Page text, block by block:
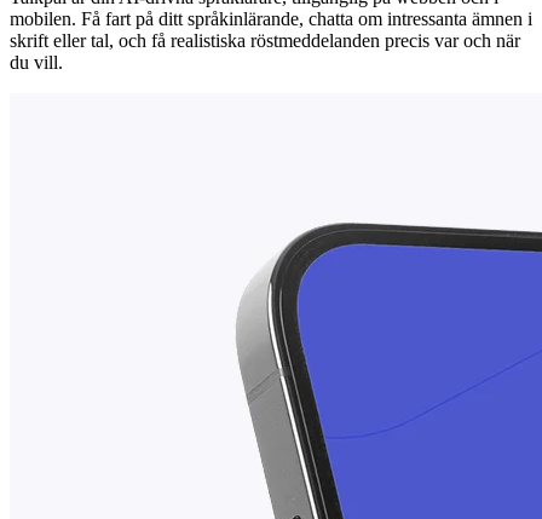
mobilen. Få fart på ditt språkinlärande, chatta om intressanta ämnen i
skrift eller tal, och få realistiska röstmeddelanden precis var och när
du vill.